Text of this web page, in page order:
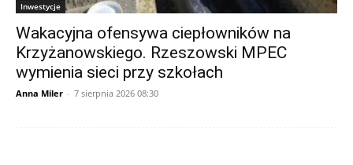
Inwestycje
Wakacyjna ofensywa ciepłowników na
Krzyżanowskiego. Rzeszowski MPEC
wymienia sieci przy szkołach
Anna Miler - 7 sierpnia 2026 08:30